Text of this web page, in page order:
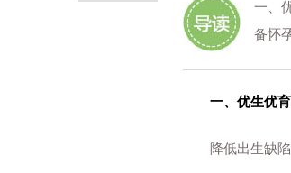
一、
备怀
一、优生优育
降低出生缺陷